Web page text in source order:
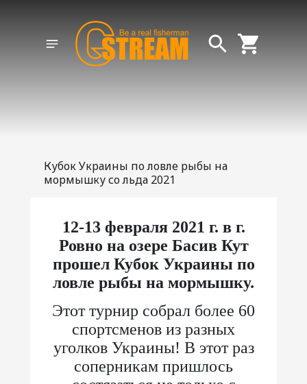
Кубок Украины по ловле рыбы на
мормышку со льда 2021
12-13 февраля 2021 г. в г.
Ровно на озере Басив Кут
прошел Кубок Украины по
ловле рыбы на мормышку.
Этот турнир собрал более 60
спортсменов из разных
уголков Украины! В этот раз
соперникам пришлось